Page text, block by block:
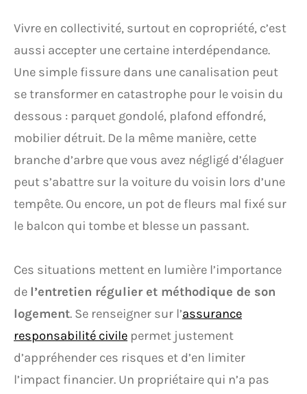
Vivre en collectivité, surtout en copropriété, c’est
aussi accepter une certaine interdépendance.
Une simple fissure dans une canalisation peut
se transformer en catastrophe pour le voisin du
dessous : parquet gondolé, plafond effondré,
mobilier détruit. De la même manière, cette
branche d’arbre que vous avez négligé d’élaguer
peut s’abattre sur la voiture du voisin lors d’une
tempête. Ou encore, un pot de fleurs mal fixé sur
le balcon qui tombe et blesse un passant.
Ces situations mettent en lumière l’importance
de l’entretien régulier et méthodique de son
logement. Se renseigner sur l’assurance
responsabilité civile permet justement
d’appréhender ces risques et d’en limiter
l’impact financier. Un propriétaire qui n’a pas